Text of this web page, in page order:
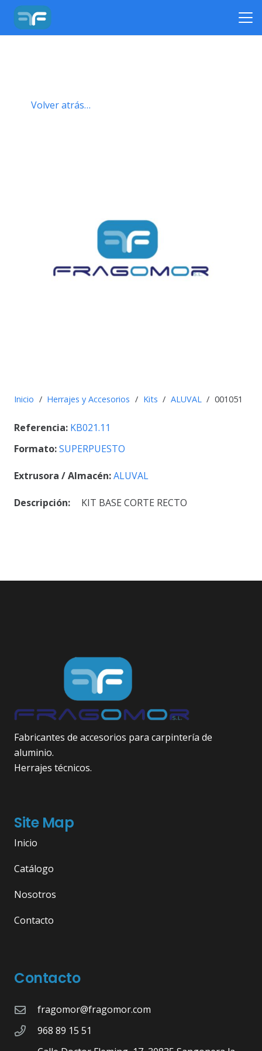
Volver atrás…
Inicio / Herrajes y Accesorios / Kits / ALUVAL / 001051
Referencia: KB021.11
Formato:SUPERPUESTO
Extrusora / Almacén:ALUVAL
Descripción: KIT BASE CORTE RECTO
Fabricantes de accesorios para carpintería de
aluminio.
Herrajes técnicos.
Site Map
Inicio
Catálogo
Nosotros
Contacto
Contacto
fragomor@fragomor.com
968 89 15 51